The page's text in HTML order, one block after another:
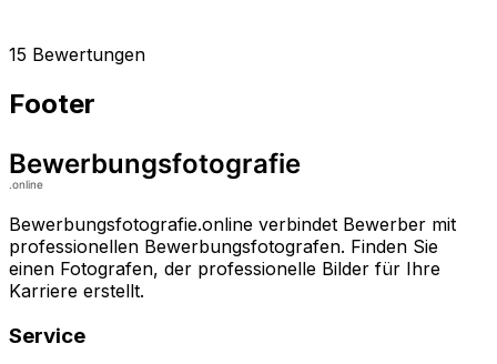
15 Bewertungen
Footer
Bewerbungsfotografie.online verbindet Bewerber mit
professionellen Bewerbungsfotografen. Finden Sie
einen Fotografen, der professionelle Bilder für Ihre
Karriere erstellt.
Service